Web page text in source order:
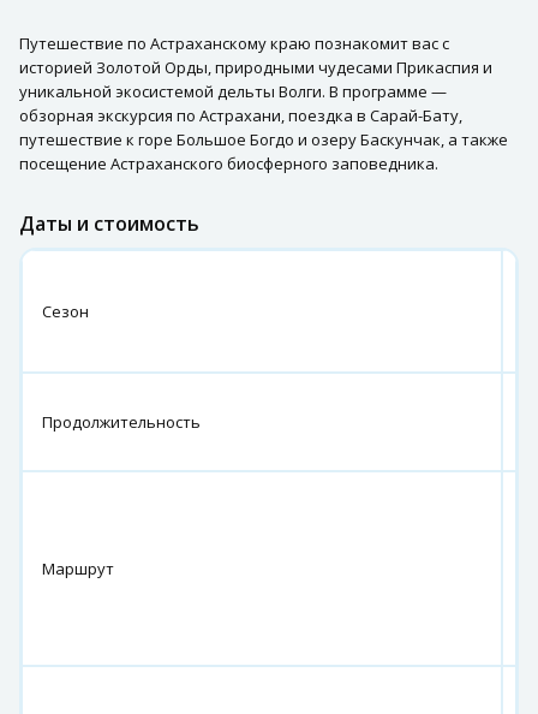
Путешествие по Астраханскому краю познакомит вас с
историей Золотой Орды, природными чудесами Прикаспия и
уникальной экосистемой дельты Волги. В программе —
обзорная экскурсия по Астрахани, поездка в Сарай-Бату,
путешествие к горе Большое Богдо и озеру Баскунчак, а также
посещение Астраханского биосферного заповедника.
Даты и стоимость
Сезон
Продолжительность
Маршрут